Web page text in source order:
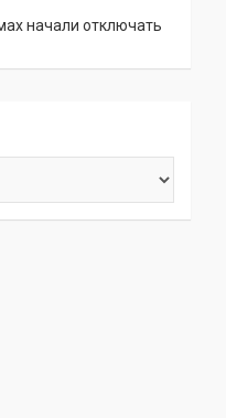
начали отключать